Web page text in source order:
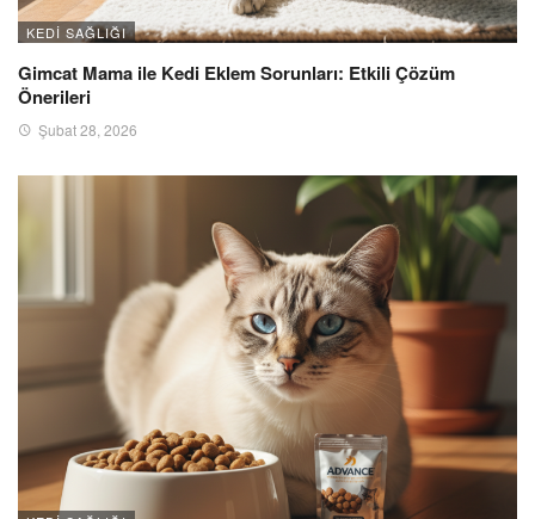
KEDI SAĞLIĞI
Gimcat Mama ile Kedi Eklem Sorunları: Etkili Çözüm
Önerileri
Şubat 28, 2026